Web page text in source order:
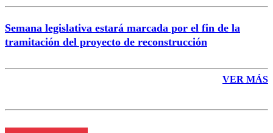
Semana legislativa estará marcada por el fin de la
tramitación del proyecto de reconstrucción
VER MÁS